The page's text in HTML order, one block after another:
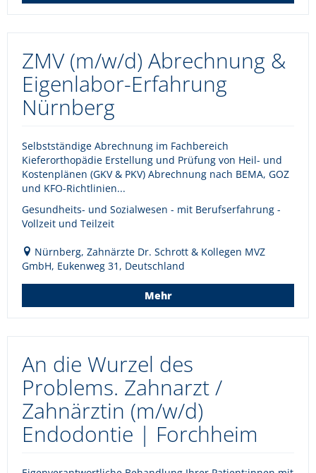
ZMV (m/w/d) Abrechnung &
Eigenlabor-Erfahrung
Nürnberg
Selbstständige Abrechnung im Fachbereich
Kieferorthopädie Erstellung und Prüfung von Heil- und
Kostenplänen (GKV & PKV) Abrechnung nach BEMA, GOZ
und KFO-Richtlinien...
Gesundheits- und Sozialwesen - mit Berufserfahrung -
Vollzeit und Teilzeit
Nürnberg, Zahnärzte Dr. Schrott & Kollegen MVZ
GmbH, Eukenweg 31, Deutschland
Mehr
An die Wurzel des
Problems. Zahnarzt /
Zahnärztin (m/w/d)
Endodontie | Forchheim